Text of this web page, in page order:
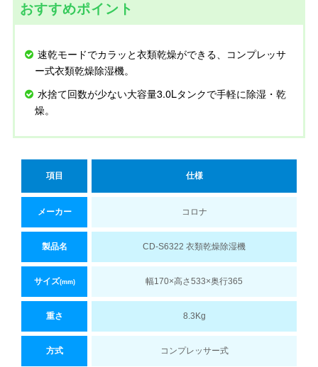
おすすめポイント
速乾モードでカラッと衣類乾燥ができる、コンプレッサ
ー式衣類乾燥除湿機。
水捨て回数が少ない大容量3.0Lタンクで手軽に除湿・乾
燥。
項目 仕様
メーカー コロナ
製品名 CD-S6322 衣類乾燥除湿機
サイズ(mm) 幅170×高さ533×奥行365
重さ 8.3Kg
方式 コンプレッサー式